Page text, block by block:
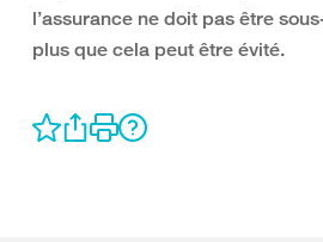
l’assurance ne doit pas être
plus que cela peut être évité.